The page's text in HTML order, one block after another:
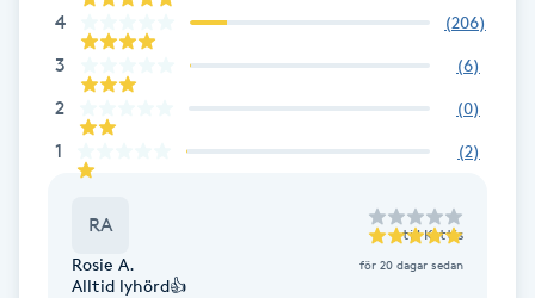
Fransfärgning
Fransförlängning
Fransförlängning Volym
4 (206)
3 (6)
2 (0)
1 (2)
RA till Kattis
Rosie A. för 20 dagar sedan
Alltid lyhörd👍